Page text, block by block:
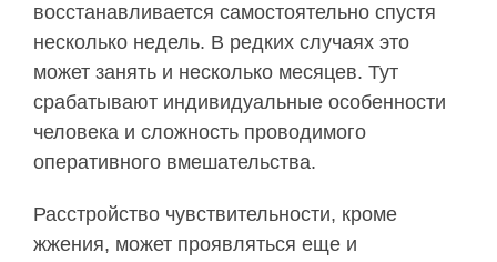
восстанавливается самостоятельно спустя
несколько недель. В редких случаях это
может занять и несколько месяцев. Тут
срабатывают индивидуальные особенности
человека и сложность проводимого
оперативного вмешательства.
Расстройство чувствительности, кроме
жжения, может проявляться еще и